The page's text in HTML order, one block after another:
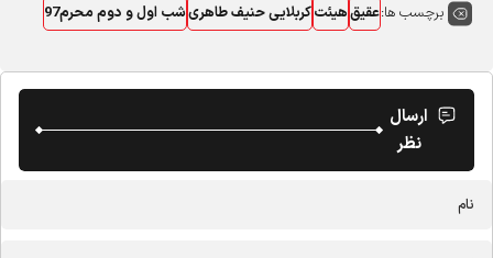
برچسب ها:عقیقهیئتکربلایی حنیف طاهریشب اول و دوم محرم97
ارسال
نظر